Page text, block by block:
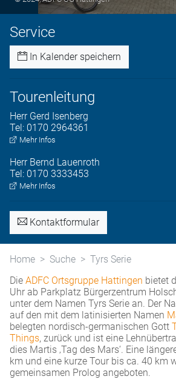
Service
In Kalender speichern
Tourenleitung
Herr Gerd Isenberg
Tel: 0170 2964361
Mehr Infos
Herr Bernd Lauenroth
Tel: 0170 3333453
Mehr Infos
Kontaktformular
Home Suche
Tyrs Serie
Die ADFC Ortsgruppe Hattingen bietet
Uhr ab Parkplatz Bürgerzentrum
unter dem Namen Tyrs Serie an. Der
auf den mit dem latinisierten Namen
belegten nordisch-germanischen Gott
Things, zurück und ist eine
dies Martis ‚Tag des Mars‘. Eine
km und eine kurze Tour bis ca. 40 km
gemeinsamen Prolog angeboten.